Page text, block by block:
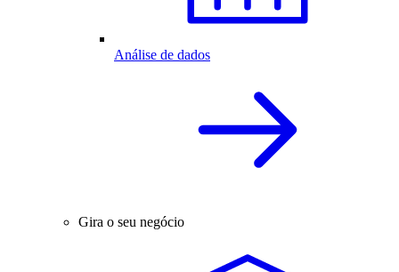
Análise de dados
Gira o seu negócio